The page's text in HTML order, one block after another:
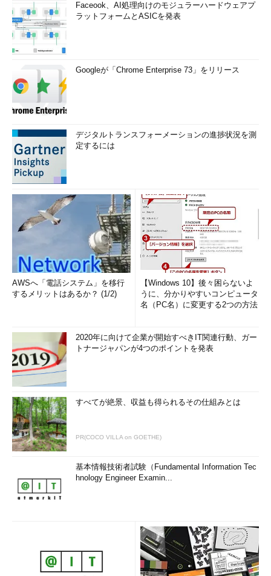
Faceook、AI処理向けのモジュラーハードウェアプ
ラットフォームとASICを発表
Googleが「Chrome Enterprise 73」をリリース
デジタルトランスフォーメーションの進捗状況を測
定するには
AWSへ「電話システム」を移行
するメリットはあるか？ (1/2)
【Windows 10】後々困らないよ
うに、分かりやすいコンピュータ
名（PC名）に変更する2つの方法
2020年に向けて企業が開始すべきIT関連行動、ガー
トナージャパンが4つのポイントを発表
すべてが絶景、収益も得られるその仕組みとは
PR(COCO VILLA on GOETHE)
基本情報技術者試験（Fundamental Information Tec
hnology Engineer Examin...